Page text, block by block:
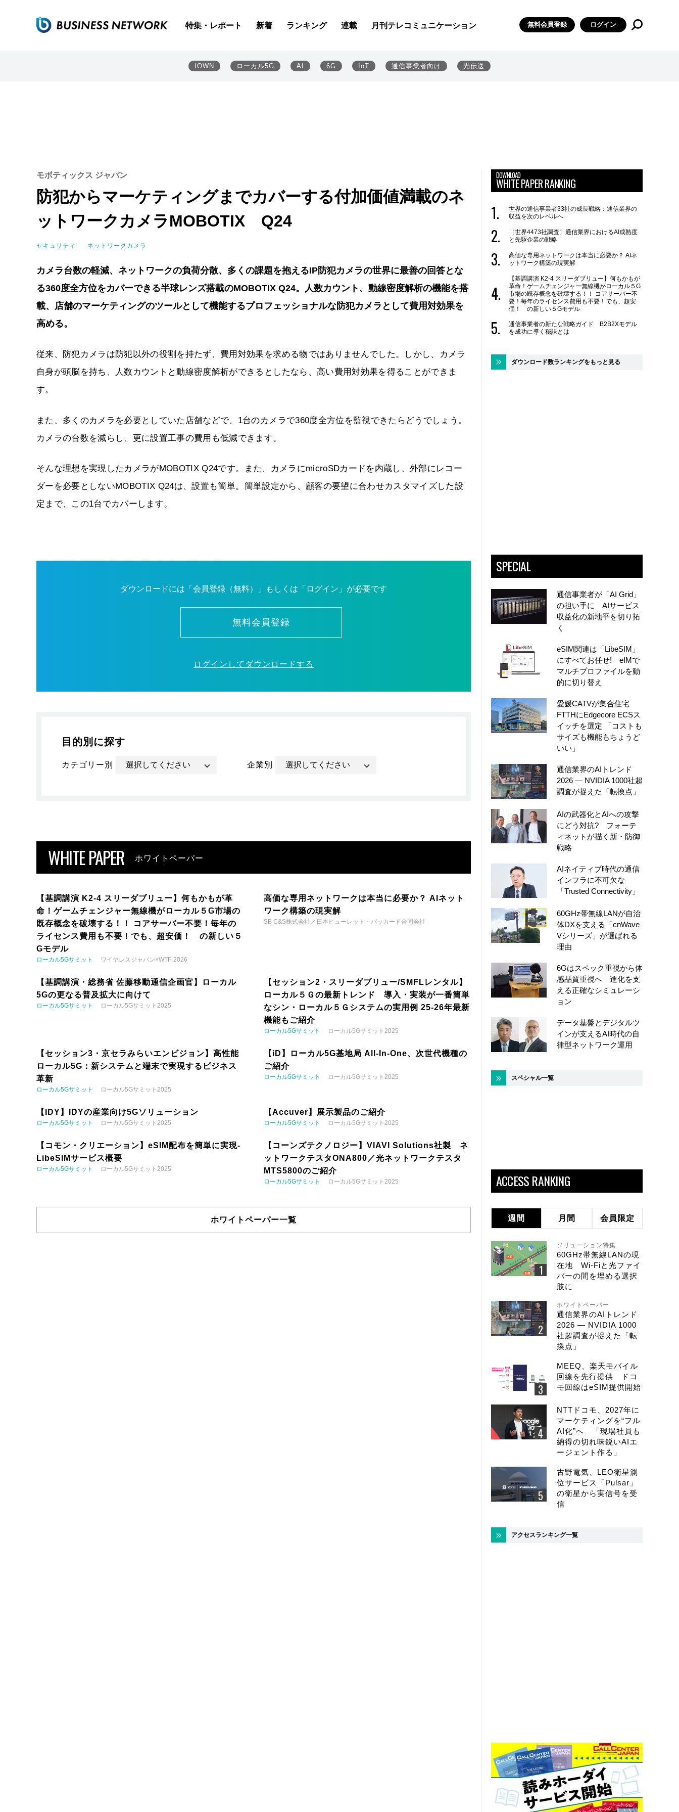
特集・レポート 新着 ランキング 連載 月刊テレコミュニケーション 無料会員登録 ログイン
IOWN ローカル5G AI 6G IoT 通信事業者向け 光伝送
モボティックス ジャパン
防犯からマーケティングまでカバーする付加価値満載のネ
ットワークカメラMOBOTIX Q24
セキュリティ ネットワークカメラ
カメラ台数の軽減、ネットワークの負荷分散、多くの課題を抱えるIP防犯カメラの世界に最善の回答とな
る360度全方位をカバーできる半球レンズ搭載のMOBOTIX Q24。人数カウント、動線密度解析の機能を搭
載、店舗のマーケティングのツールとして機能するプロフェッショナルな防犯カメラとして費用対効果を
高める。
従来、防犯カメラは防犯以外の役割を持たず、費用対効果を求める物ではありませんでした。しかし、カメラ
自身が頭脳を持ち、人数カウントと動線密度解析ができるとしたなら、高い費用対効果を得ることができま
す。
また、多くのカメラを必要としていた店舗などで、1台のカメラで360度全方位を監視できたらどうでしょう。
カメラの台数を減らし、更に設置工事の費用も低減できます。
そんな理想を実現したカメラがMOBOTIX Q24です。また、カメラにmicroSDカードを内蔵し、外部にレコー
ダーを必要としないMOBOTIX Q24は、設置も簡単。簡単設定から、顧客の要望に合わせカスタマイズした設
定まで、この1台でカバーします。
ダウンロードには「会員登録（無料）」もしくは「ログイン」が必要です
無料会員登録
ログインしてダウンロードする
目的別に探す
カテゴリー別 企業別
WHITE PAPER ホワイトペーパー
【基調講演 K2-4 スリーダブリュー】何もかもが革
命！ゲームチェンジャー無線機がローカル５G市場の
既存概念を破壊する！！ コアサーバー不要！毎年の
ライセンス費用も不要！でも、超安価！ の新しい５
Gモデル
ローカル5Gサミット ワイヤレスジャパン×WTP 2026
高価な専用ネットワークは本当に必要か？ AIネット
ワーク構築の現実解
SB C&S株式会社／日本ヒューレット・パッカード合同会社
【基調講演・総務省 佐藤移動通信企画官】ローカル
5Gの更なる普及拡大に向けて
ローカル5Gサミット ローカル5Gサミット2025
【セッション2・スリーダブリュー/SMFLレンタル】
ローカル５Ｇの最新トレンド 導入・実装が一番簡単
なシン・ローカル５Ｇシステムの実用例 25-26年最新
機能もご紹介
ローカル5Gサミット ローカル5Gサミット2025
【セッション3・京セラみらいエンビジョン】高性能
ローカル5G：新システムと端末で実現するビジネス
革新
ローカル5Gサミット ローカル5Gサミット2025
【iD】ローカル5G基地局 All-In-One、次世代機種の
ご紹介
ローカル5Gサミット ローカル5Gサミット2025
【IDY】IDYの産業向け5Gソリューション
ローカル5Gサミット ローカル5Gサミット2025
【Accuver】展示製品のご紹介
ローカル5Gサミット ローカル5Gサミット2025
【コモン・クリエーション】eSIM配布を簡単に実現-
LibeSIMサービス概要
ローカル5Gサミット ローカル5Gサミット2025
【コーンズテクノロジー】VIAVI Solutions社製 ネ
ットワークテスタONA800／光ネットワークテスタ
MTS5800のご紹介
ローカル5Gサミット ローカル5Gサミット2025
ホワイトペーパー一覧
DOWNLOAD
WHITE PAPER RANKING
世界の通信事業者33社の成長戦略：通信業界の
収益を次のレベルへ
［世界4473社調査］通信業界におけるAI成熟度
と先駆企業の戦略
高価な専用ネットワークは本当に必要か？ AIネ
ットワーク構築の現実解
【基調講演 K2-4 スリーダブリュー】何もかもが
革命！ゲームチェンジャー無線機がローカル５G
市場の既存概念を破壊する！！ コアサーバー不
要！毎年のライセンス費用も不要！でも、超安
価！ の新しい５Gモデル
通信事業者の新たな戦略ガイド B2B2Xモデル
を成功に導く秘訣とは
ダウンロード数ランキングをもっと見る
SPECIAL
通信事業者が「AI Grid」
の担い手に AIサービス
収益化の新地平を切り拓
く
eSIM関連は「LibeSIM」
にすべてお任せ! eIMで
マルチプロファイルを動
的に切り替え
愛媛CATVが集合住宅
FTTHにEdgecore ECSス
イッチを選定 「コストも
サイズも機能もちょうど
いい」
通信業界のAIトレンド
2026 ― NVIDIA 1000社超
調査が捉えた「転換点」
AIの武器化とAIへの攻撃
にどう対抗? フォーテ
ィネットが描く新・防御
戦略
AIネイティブ時代の通信
インフラに不可欠な
「Trusted Connectivity」
60GHz帯無線LANが自治
体DXを支える「cnWave
Vシリーズ」が選ばれる
理由
6Gはスペック重視から体
感品質重視へ 進化を支
える正確なシミュレーシ
ョン
データ基盤とデジタルツ
インが支えるAI時代の自
律型ネットワーク運用
スペシャル一覧
ACCESS RANKING
週間 月間 会員限定
ソリューション特集
60GHz帯無線LANの現
在地 Wi-Fiと光ファイ
バーの間を埋める選択
肢に
ホワイトペーパー
通信業界のAIトレンド
2026 ― NVIDIA 1000
社超調査が捉えた「転
換点」
MEEQ、楽天モバイル
回線を先行提供 ドコ
モ回線はeSIM提供開始
NTTドコモ、2027年に
マーケティングを“フル
AI化”へ 「現場社員も
納得の切れ味鋭いAIエ
ージェント作る」
古野電気、LEO衛星測
位サービス「Pulsar」
の衛星から実信号を受
信
アクセスランキング一覧